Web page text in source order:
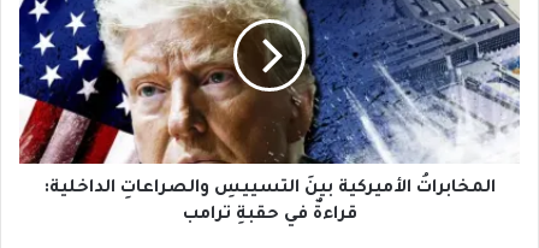
بينَ
التسييسِ
والصراعاتِ
الداخلية:
قراءةٌ
في
ترامبالمخابراتُ الأميركية بينَ التسييسِ والصراعاتِ الداخلية:
قراءةٌ في حقبةِ ترامب